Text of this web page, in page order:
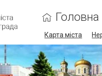
Головна
Карта міста